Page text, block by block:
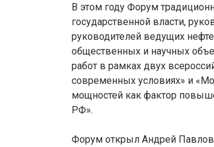
В этом году Форум
государственной власти,
руководителей ведущих
общественных и научных
работ в рамках двух
современных условиях» и
мощностей как фактор
РФ».
Форум открыл Андрей